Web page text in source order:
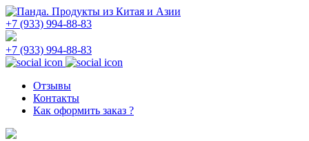
+7 (933) 994-88-83
+7 (933) 994-88-83
Отзывы
Контакты
Как оформить заказ ?